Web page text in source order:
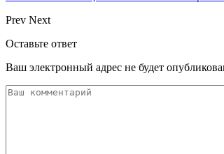
Prev Next
Оставьте ответ
Ваш электронный адрес не будет